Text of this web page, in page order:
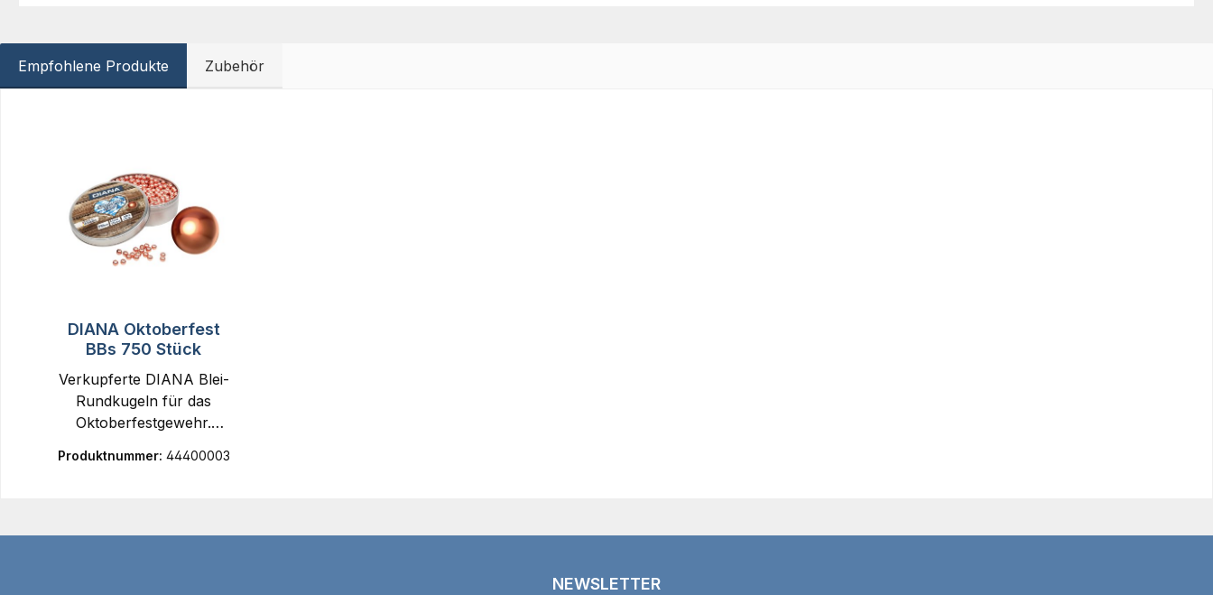
Empfohlene Produkte Zubehör
DIANA Oktoberfest
BBs 750 Stück
Verkupferte DIANA Blei-
Rundkugeln für das
Oktoberfestgewehr.
Ziele und harte
werden.Die Rundkugeln
Produktnummer: 44400003
NEWSLETTER